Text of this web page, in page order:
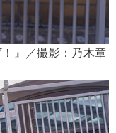
』／撮影：乃木章